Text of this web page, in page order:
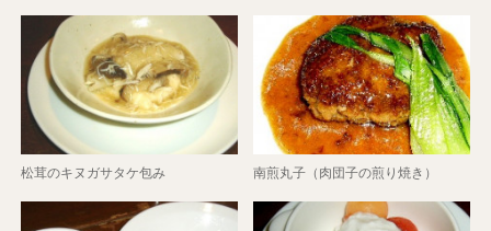
松茸のキヌガサタケ包み 南煎丸子（肉団子の煎り焼き）